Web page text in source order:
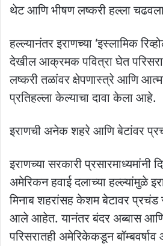
थेट आणि भीषण लष्करी हल्ला
हल्ल्यानंतर इराणच्या ‘इस्लामिक
देखील आक्रमक पवित्रा घेत
लष्करी तळांवर क्षेपणास्त्रे आणि
प्रतिहल्ला केल्याचा दावा केला आहे.
इराणची अनेक शहरे आणि बेटांवर
इराणच्या सरकारी प्रसारमाध्यमांनी
अमेरिकन हवाई दलाच्या हल्ल्यांमुळे
मिनाब शहरांसह केशम बेटावर
आले आहेत. यानंतर बंदर अब्बास
परिसरातही अमेरिकेकडून